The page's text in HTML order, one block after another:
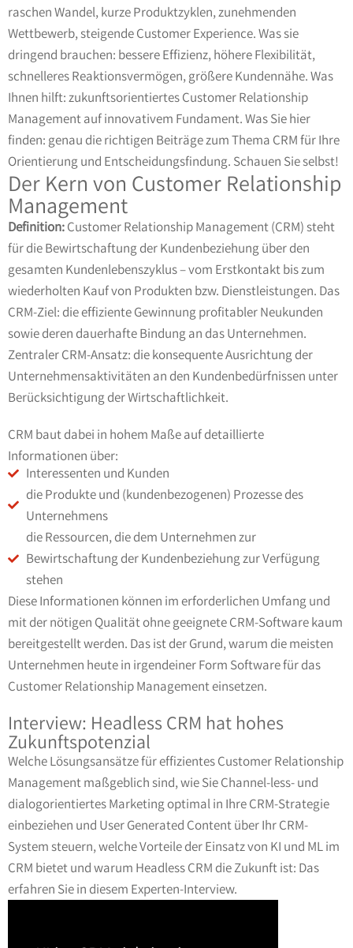
raschen Wandel, kurze Produktzyklen, zunehmenden
Wettbewerb, steigende Customer Experience. Was sie
dringend brauchen: bessere Effizienz, höhere Flexibilität,
schnelleres Reaktionsvermögen, größere Kundennähe. Was
Ihnen hilft: zukunftsorientiertes Customer Relationship
Management auf innovativem Fundament. Was Sie hier
finden: genau die richtigen Beiträge zum Thema CRM für Ihre
Orientierung und Entscheidungsfindung. Schauen Sie selbst!
Der Kern von Customer Relationship
Management
Definition:Customer Relationship Management (CRM) steht
für die Bewirtschaftung der Kundenbeziehung über den
gesamten Kundenlebenszyklus – vom Erstkontakt bis zum
wiederholten Kauf von Produkten bzw. Dienstleistungen. Das
CRM-Ziel: die effiziente Gewinnung profitabler Neukunden
sowie deren dauerhafte Bindung an das Unternehmen.
Zentraler CRM-Ansatz: die konsequente Ausrichtung der
Unternehmensaktivitäten an den Kundenbedürfnissen unter
Berücksichtigung der Wirtschaftlichkeit.
CRM baut dabei in hohem Maße auf detaillierte
Informationen über:
Interessenten und Kunden
die Produkte und (kundenbezogenen) Prozesse des
Unternehmens
die Ressourcen, die dem Unternehmen zur
Bewirtschaftung der Kundenbeziehung zur Verfügung
stehen
Diese Informationen können im erforderlichen Umfang und
mit der nötigen Qualität ohne geeignete CRM-Software kaum
bereitgestellt werden. Das ist der Grund, warum die meisten
Unternehmen heute in irgendeiner Form Software für das
Customer Relationship Management einsetzen.
Interview: Headless CRM hat hohes
Zukunftspotenzial
Welche Lösungsansätze für effizientes Customer Relationship
Management maßgeblich sind, wie Sie Channel-less- und
dialogorientiertes Marketing optimal in Ihre CRM-Strategie
einbeziehen und User Generated Content über Ihr CRM-
System steuern, welche Vorteile der Einsatz von KI und ML im
CRM bietet und warum Headless CRM die Zukunft ist: Das
erfahren Sie in diesem Experten-Interview.